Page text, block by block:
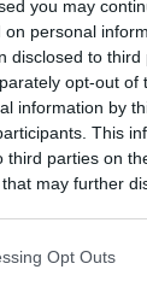
you may
personal
disclosed to
opt-out of
information by
This
third parties on
that may further
Opt Outs
ΚΑΤΑ